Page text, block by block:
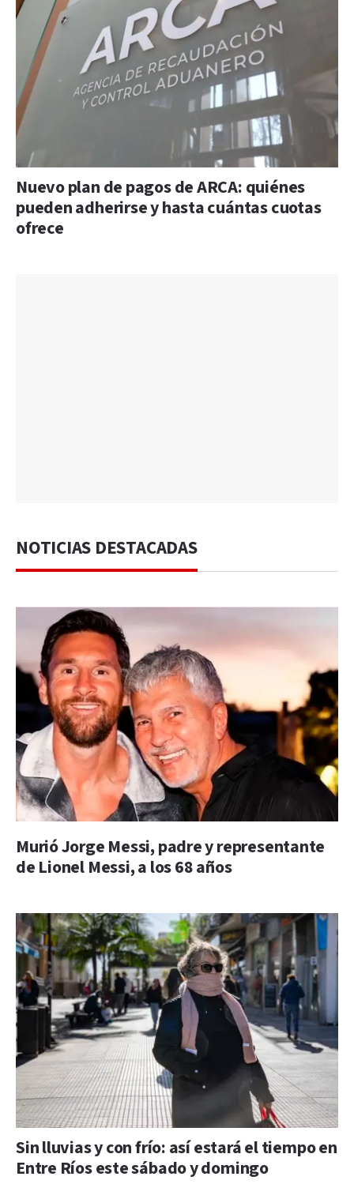
Nuevo plan de pagos de ARCA: quiénes
pueden adherirse y hasta cuántas cuotas
ofrece
NOTICIAS DESTACADAS
Murió Jorge Messi, padre y representante
de Lionel Messi, a los 68 años
Sin lluvias y con frío: así estará el tiempo en
Entre Ríos este sábado y domingo